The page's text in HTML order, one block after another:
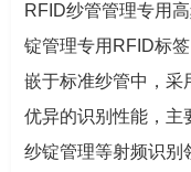
RFID纱管管理专用
锭管理专用RFID标
嵌于标准纱管中， 采
优异的识别性能，主
纱锭管理等射频识别